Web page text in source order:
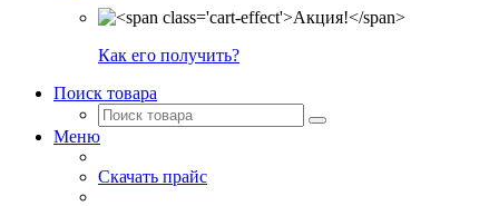
Как его получить?
Поиск товара
Меню
Скачать прайс